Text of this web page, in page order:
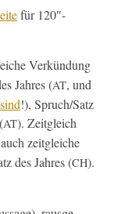
für 120″-
Verkün­dung
Jahres (AT, und
!), Spruch/Satz
AT). Zeit­gle­ich
zeit­gle­iche
des Jahres (CH).